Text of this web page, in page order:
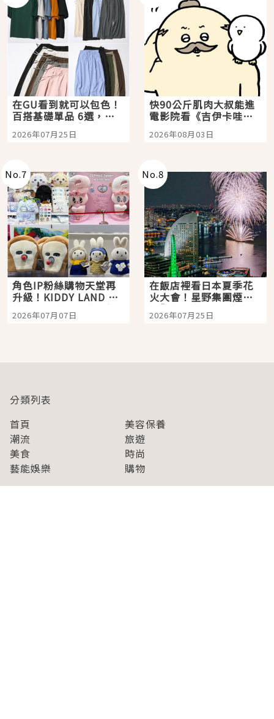
在GU看到就可以包色！
百搭基礎單品 6選，閉
眼全收也不心疼
2026年07月25日
快90公斤肌肉大叔能進
電影院看《吉伊卡哇》
嗎？日本重金屬樂團
「打首」會長與nagano
2026年08月03日
No.7
角色IP粉絲購物天堂再
升級！KIDDY LAND 原
宿店吉伊卡哇迎客，新
開幕 OMOKADO 店3分
2026年07月07日
No.8
在飯店裡看日本夏季花
火大會！星野集團煙火
景觀飯店6選，讓你不用
人擠人悠閒欣賞
2026年07月25日
分類列表
首頁
美容保養
潮流
旅遊
美食
時尚
藝能娛樂
購物